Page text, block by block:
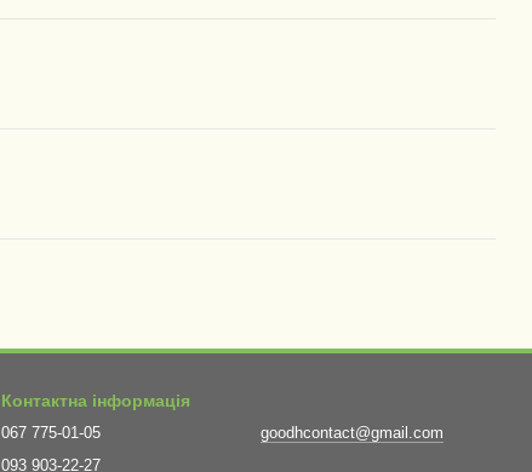
Контактна інформація
067 775-01-05
093 903-22-27
goodhcontact@gmail.com